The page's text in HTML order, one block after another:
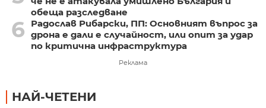
обеща разследване
6
Радослав Рибарски, ПП: Основният въпрос за
дрона е дали е случайност, или опит за удар
по критична инфраструктура
Реклама
НАЙ-ЧЕТЕНИ